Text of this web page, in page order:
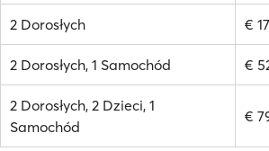
2 Dorosłych €
2 Dorosłych, 1 Samochód €
2 Dorosłych, 2 Dzieci, 1
Samochód
€